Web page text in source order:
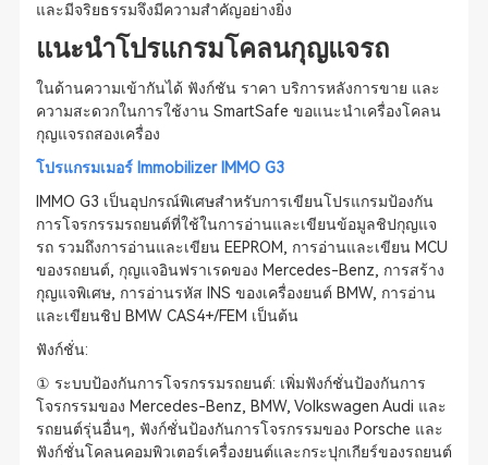
และมีจริยธรรมจึงมีความสำคัญอย่างยิ่ง
แนะนำโปรแกรมโคลนกุญแจรถ
ในด้านความเข้ากันได้ ฟังก์ชัน ราคา บริการหลังการขาย และ
ความสะดวกในการใช้งาน SmartSafe ขอแนะนำเครื่องโคลน
กุญแจรถสองเครื่อง
โปรแกรมเมอร์ Immobilizer IMMO G3
IMMO G3 เป็นอุปกรณ์พิเศษสำหรับการเขียนโปรแกรมป้องกัน
การโจรกรรมรถยนต์ที่ใช้ในการอ่านและเขียนข้อมูลชิปกุญแจ
รถ รวมถึงการอ่านและเขียน EEPROM, การอ่านและเขียน MCU
ของรถยนต์, กุญแจอินฟราเรดของ Mercedes-Benz, การสร้าง
กุญแจพิเศษ, การอ่านรหัส INS ของเครื่องยนต์ BMW, การอ่าน
และเขียนชิป BMW CAS4+/FEM เป็นต้น
ฟังก์ชั่น:
① ระบบป้องกันการโจรกรรมรถยนต์: เพิ่มฟังก์ชั่นป้องกันการ
โจรกรรมของ Mercedes-Benz, BMW, Volkswagen Audi และ
รถยนต์รุ่นอื่นๆ, ฟังก์ชั่นป้องกันการโจรกรรมของ Porsche และ
ฟังก์ชั่นโคลนคอมพิวเตอร์เครื่องยนต์และกระปุกเกียร์ของรถยนต์